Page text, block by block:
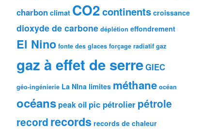
charbon climat CO2continents croissance
dioxyde de carbone déplétion effondrement
El Nino fonte des glaces forçage radiatif gaz
gaz à effet de serreGIEC
géo-ingénierie La NIna limites méthane océan
océans peak oil pic pétrolier pétrole
record records records de chaleur